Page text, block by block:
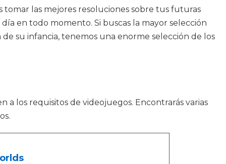
tomar las mejores resoluciones sobre tus futuras
en todo momento. Si buscas la mayor selección
su infancia, tenemos una enorme selección de los
a los requisitos de videojuegos. Encontrarás varias